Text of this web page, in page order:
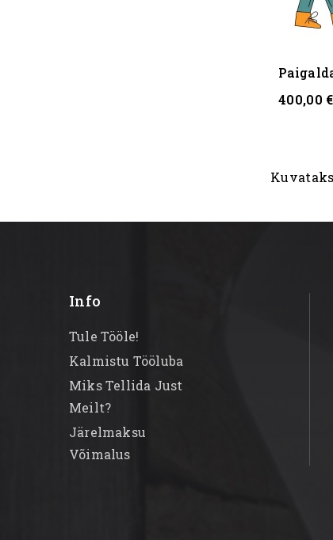
400,00 €
Info
Tule Tööle!
Kalmistu Tööluba
Miks Tellida Just
Meilt?
Järelmaksu
Võimalus